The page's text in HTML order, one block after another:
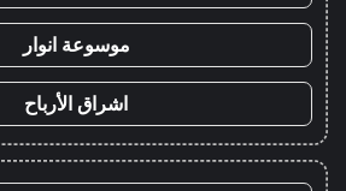
موسوعة انوار
اشراق الأرباح